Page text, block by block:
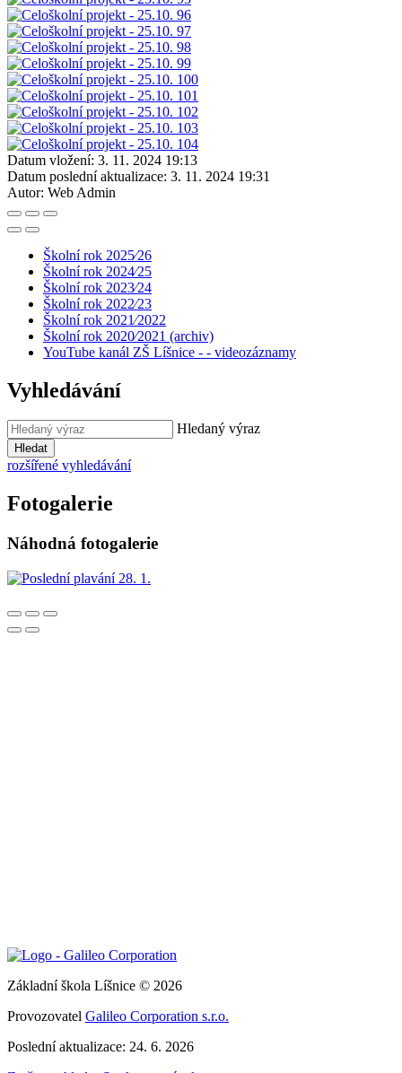
Datum vložení: 3. 11. 2024 19:13
Datum poslední aktualizace: 3. 11. 2024 19:31
Autor: Web Admin
Školní rok 2025⁄26
Školní rok 2024⁄25
Školní rok 2023⁄24
Školní rok 2022⁄23
Školní rok 2021⁄2022
Školní rok 2020⁄2021 (archiv)
YouTube kanál ZŠ Líšnice - - videozáznamy
Vyhledávání
Hledaný výraz
Hledat
rozšířené vyhledávání
Fotogalerie
Náhodná fotogalerie
Základní škola Líšnice © 2026
Provozovatel Galileo Corporation s.r.o.
Poslední aktualizace: 24. 6. 2026